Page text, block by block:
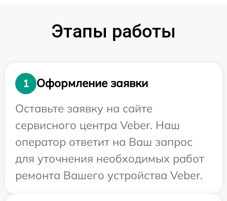
Этапы работы
1
Оформление заявки
Оставьте заявку на сайте
сервисного центра Veber. Наш
оператор ответит на Ваш запрос
для уточнения необходимых работ
ремонта Вашего устройства Veber.